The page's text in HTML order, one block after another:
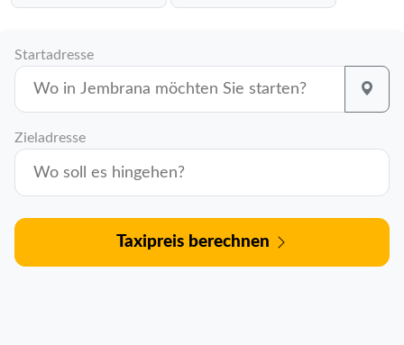
Startadresse
Zieladresse
Taxipreis berechnen